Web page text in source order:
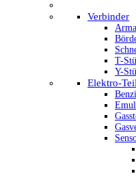
Verbinder
T-
Y-
Elektro-